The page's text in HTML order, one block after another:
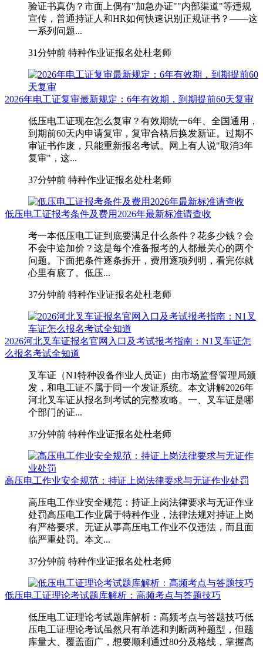
验证书真伪？市面上偶有"加急办证""内部渠道"等违规
宣传，普通持证人和HR如何快速识别正规证书？——这
一系列问题...
31分钟前 特种作业证报名处杜老师
2026年电工证复审最新规定：6年有效期，到期提前60天复审
低压电工证现在怎么复审？有效期统一6年、全国通用，
到期前60天内申请复审，复审合格后换发新证。过期不
审证书作废，只能重新报名考试。网上有人说"取消3年
复审"，这...
37分钟前 特种作业证报名处杜老师
低压电工证报考条件及费用2026年最新标准请查收
考一本低压电工证到底要满足什么条件？花多少钱？会
不会中途加价？这是每个准备报考的人都最关心的两个
问题。下面把条件逐条拆开，费用逐项列明，看完你就
心里有底了。低压...
37分钟前 特种作业证报名处杜老师
2026河北叉车证报名官网入口及考试报考指南：N1叉车证怎
么报名考试全知道
叉车证（N1特种设备作业人员证）由市场监督管理局颁
发，和电工证不属于同一个发证系统。本文讲解2026年
河北叉车证从报名到考试的完整攻略。一、叉车证是哪
个部门的证...
37分钟前 特种作业证报名处杜老师
高压电工作业安全规范：持证上岗法律要求与无证作业处罚
高压电工作业安全规范：持证上岗法律要求与无证作业
处罚高压电工作业属于特种作业，法律法规对持证上岗
有严格要求。无证从事高压电工作业不仅违法，而且面
临严重处罚。本文...
37分钟前 特种作业证报名处杜老师
低压电工证理论考试题库解析：高频考点与答题技巧
低压电工证理论考试题库解析：高频考点与答题技巧低
压电工证理论考试虽然只有单选和判断两种题型，但题
库量大、覆盖面广，想要顺利通过80分及格线，掌握高